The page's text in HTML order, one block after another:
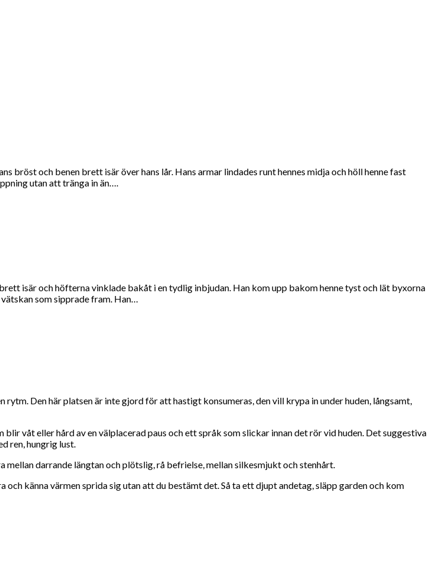
bröst och benen brett isär över hans lår. Hans armar lindades runt hennes midja och höll henne fast
utan att tränga in än….
isär och höfterna vinklade bakåt i en tydlig inbjudan. Han kom upp bakom henne tyst och lät byxorna
som sipprade fram. Han…
Den här platsen är inte gjord för att hastigt konsumeras, den vill krypa in under huden, långsamt,
våt eller hård av en välplacerad paus och ett språk som slickar innan det rör vid huden. Det suggestiva
ren, hungrig lust.
darrande längtan och plötslig, rå befrielse, mellan silkesmjukt och stenhårt.
känna värmen sprida sig utan att du bestämt det. Så ta ett djupt andetag, släpp garden och kom